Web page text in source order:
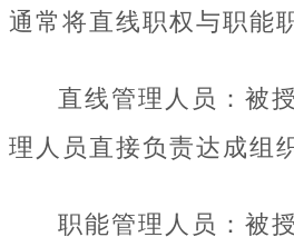
通常将直线职权与职能
直线管理人员：被
理人员直接负责达成组
职能管理人员：被